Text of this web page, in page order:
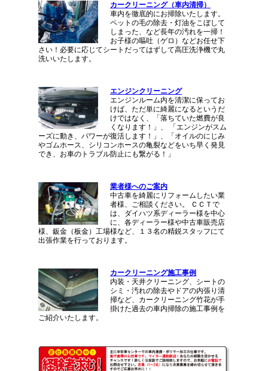
カークリーニング（車内清掃）
車内を徹底的にお掃除いたします。
ペットの毛の除去・灯油をこぼして
しまった、など長年の汚れを一掃！
お子様の嘔吐（ゲロ）などお任せ下
さい！必要に応じてシートだってはずして高圧洗浄機で丸
洗いいたします。
エンジンクリーニング
エンジンルーム内を清潔に保ってお
けば、ただ単に綺麗になるというだ
けではなく、「落ちていた燃費が良
くなります！」、 「エンジンがスム
ーズに動き、パワーが復活します！」、「オイルのにじみ
やゴムホース、シリコンホースの亀裂などをいち早く発見
でき、お車のトラブル防止にも繋がる！」
業者様へのご案内
中古車を綺麗にリフォームしたい業
者様、ご相談ください。 ＣＣＴで
は、ダイハツ系ディーラー様を中心
に、各ディーラー様や中古車販売店
様、鈑金（板金）工場様など、１３名の精鋭スタッフにて
出張作業を行っております。
カークリーニング施工事例
内装・天井クリーニング、シートの
シミ・汚れの除去やドアの内張り清
掃など、カークリーニング竹花が手
掛けた過去の車内掃除の施工事例を
ご紹介いたします。